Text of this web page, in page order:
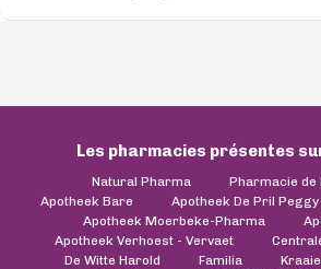
Les pharmacies présentes
Natural Pharma
Pharmacie
Apotheek Bare
Apotheek De Pril Peggy
Apotheek Moerbeke-Pharma
Apotheek Verhoest - Vervaet
De Witte Harold
Familia